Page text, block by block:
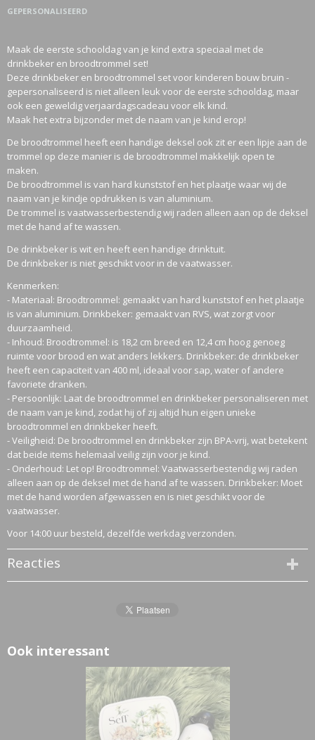
GEPERSONALISEERD
Maak de eerste schooldag van je kind extra speciaal met de
drinkbeker en broodtrommel set!
Deze drinkbeker en broodtrommel set voor kinderen bouw bruin -
gepersonaliseerd is niet alleen leuk voor de eerste schooldag, maar
ook een geweldig verjaardagscadeau voor elk kind.
Maak het extra bijzonder met de naam van je kind erop!
De broodtrommel heeft een handige deksel ook zit er een lipje aan de
trommel op deze manier is de broodtrommel makkelijk open te
maken.
De broodtrommel is van hard kunststof en het plaatje waar wij de
naam van je kindje opdrukken is van aluminium.
De trommel is vaatwasserbestendig wij raden alleen aan op de deksel
met de hand af te wassen.
De drinkbeker is wit en heeft een handige drinktuit.
De drinkbeker is niet geschikt voor in de vaatwasser.
Kenmerken:
- Materiaal: Broodtrommel: gemaakt van hard kunststof en het plaatje
is van aluminium. Drinkbeker: gemaakt van RVS, wat zorgt voor
duurzaamheid.
- Inhoud: Broodtrommel: is 18,2 cm breed en 12,4 cm hoog genoeg
ruimte voor brood en wat anders lekkers. Drinkbeker: de drinkbeker
heeft een capaciteit van 400 ml, ideaal voor sap, water of andere
favoriete dranken.
- Persoonlijk: Laat de broodtrommel en drinkbeker personaliseren met
de naam van je kind, zodat hij of zij altijd hun eigen unieke
broodtrommel en drinkbeker heeft.
- Veiligheid: De broodtrommel en drinkbeker zijn BPA-vrij, wat betekent
dat beide items helemaal veilig zijn voor je kind.
- Onderhoud: Let op! Broodtrommel: Vaatwasserbestendig wij raden
alleen aan op de deksel met de hand af te wassen. Drinkbeker: Moet
met de hand worden afgewassen en is niet geschikt voor de
vaatwasser.
Voor 14:00 uur besteld, dezelfde werkdag verzonden.
Reacties
Ook interessant